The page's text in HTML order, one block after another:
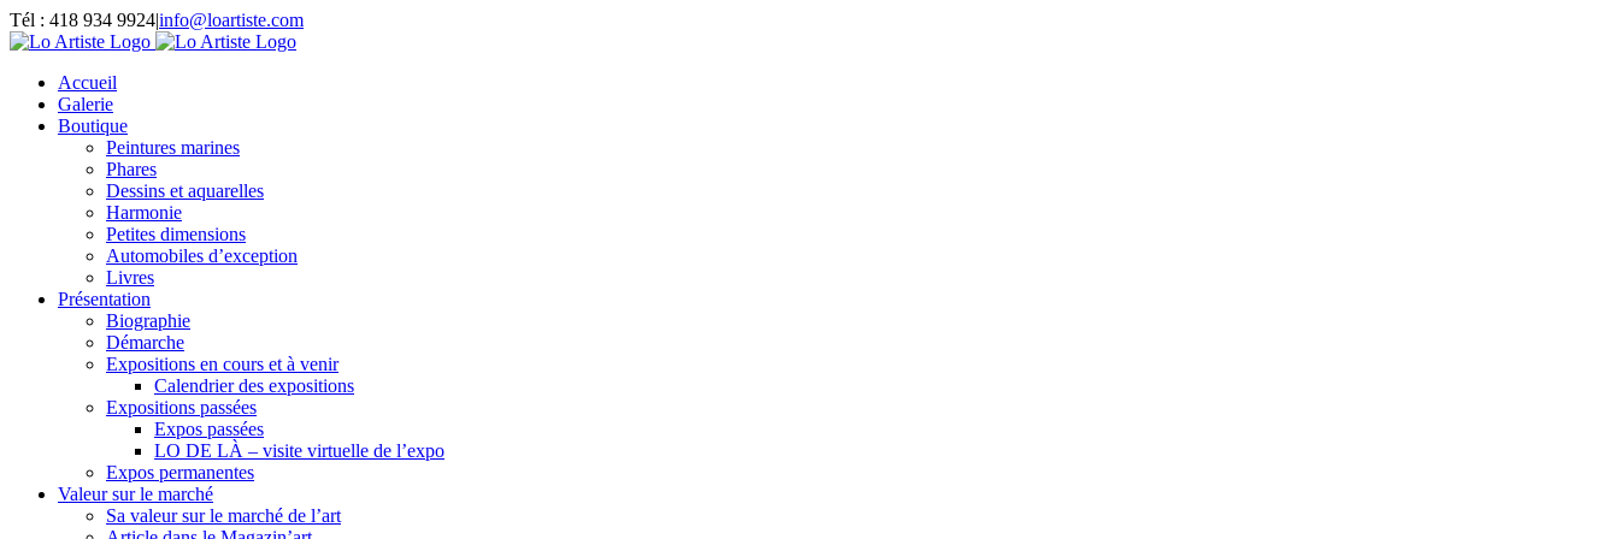
Passer
au
Tél : 418 934 9924|info@loartiste.com
Facebook
Instagram
Email
Pinterest
YouTube
Accueil
Galerie
Boutique
Peintures marines
Phares
Dessins et aquarelles
Harmonie
Petites dimensions
Automobiles d’exception
Livres
Présentation
Biographie
Démarche
Expositions en cours et à venir
Calendrier des expositions
Expositions passées
Expos passées
LO DE LÀ – visite virtuelle de l’expo
Expos permanentes
Valeur sur le marché
Sa valeur sur le marché de l’art